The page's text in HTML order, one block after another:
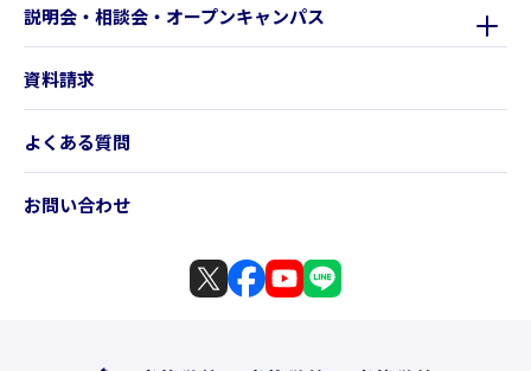
説明会・相談会・オープンキャンパス
資料請求
よくある質問
お問い合わせ